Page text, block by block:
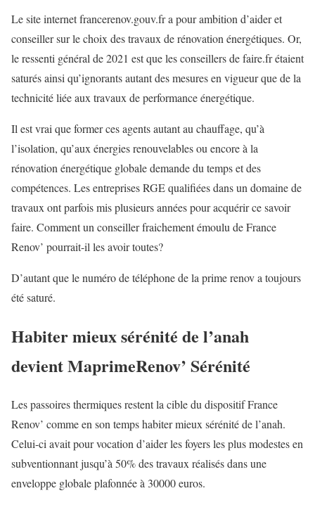
Le site internet francerenov.gouv.fr a pour ambition d’aider et
conseiller sur le choix des travaux de rénovation énergétiques. Or,
le ressenti général de 2021 est que les conseillers de faire.fr étaient
saturés ainsi qu’ignorants autant des mesures en vigueur que de la
technicité liée aux travaux de performance énergétique.
Il est vrai que former ces agents autant au chauffage, qu’à
l’isolation, qu’aux énergies renouvelables ou encore à la
rénovation énergétique globale demande du temps et des
compétences. Les entreprises RGE qualifiées dans un domaine de
travaux ont parfois mis plusieurs années pour acquérir ce savoir
faire. Comment un conseiller fraichement émoulu de France
Renov’ pourrait-il les avoir toutes?
D’autant que le numéro de téléphone de la prime renov a toujours
été saturé.
Habiter mieux sérénité de l’anah
devient MaprimeRenov’ Sérénité
Les passoires thermiques restent la cible du dispositif France
Renov’ comme en son temps habiter mieux sérénité de l’anah.
Celui-ci avait pour vocation d’aider les foyers les plus modestes en
subventionnant jusqu’à 50% des travaux réalisés dans une
enveloppe globale plafonnée à 30000 euros.